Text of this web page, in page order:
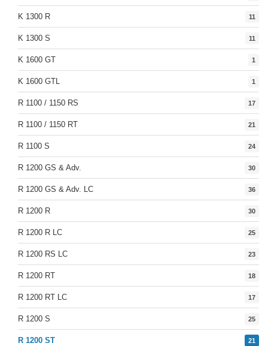
K 1300 R 11
K 1300 S 11
K 1600 GT 1
K 1600 GTL 1
R 1100 / 1150 RS 17
R 1100 / 1150 RT 21
R 1100 S 24
R 1200 GS & Adv. 30
R 1200 GS & Adv. LC 36
R 1200 R 30
R 1200 R LC 25
R 1200 RS LC 23
R 1200 RT 18
R 1200 RT LC 17
R 1200 S 25
R 1200 ST 21